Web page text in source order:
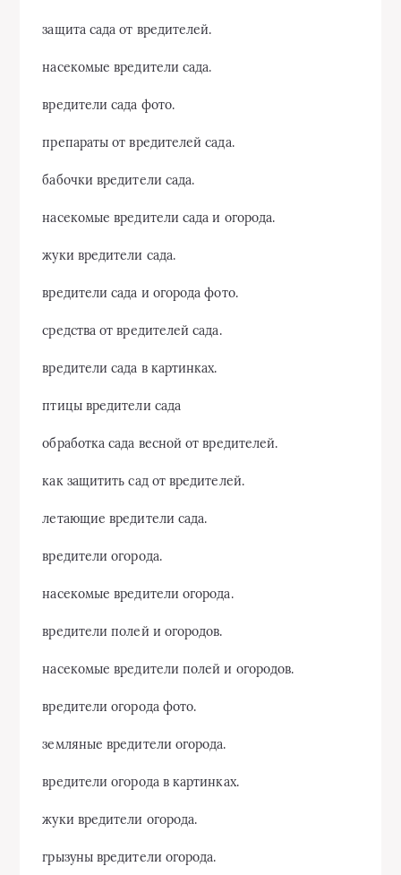
защита сада от вредителей.
насекомые вредители сада.
вредители сада фото.
препараты от вредителей сада.
бабочки вредители сада.
насекомые вредители сада и огорода.
жуки вредители сада.
вредители сада и огорода фото.
средства от вредителей сада.
вредители сада в картинках.
птицы вредители сада
обработка сада весной от вредителей.
как защитить сад от вредителей.
летающие вредители сада.
вредители огорода.
насекомые вредители огорода.
вредители полей и огородов.
насекомые вредители полей и огородов.
вредители огорода фото.
земляные вредители огорода.
вредители огорода в картинках.
жуки вредители огорода.
грызуны вредители огорода.